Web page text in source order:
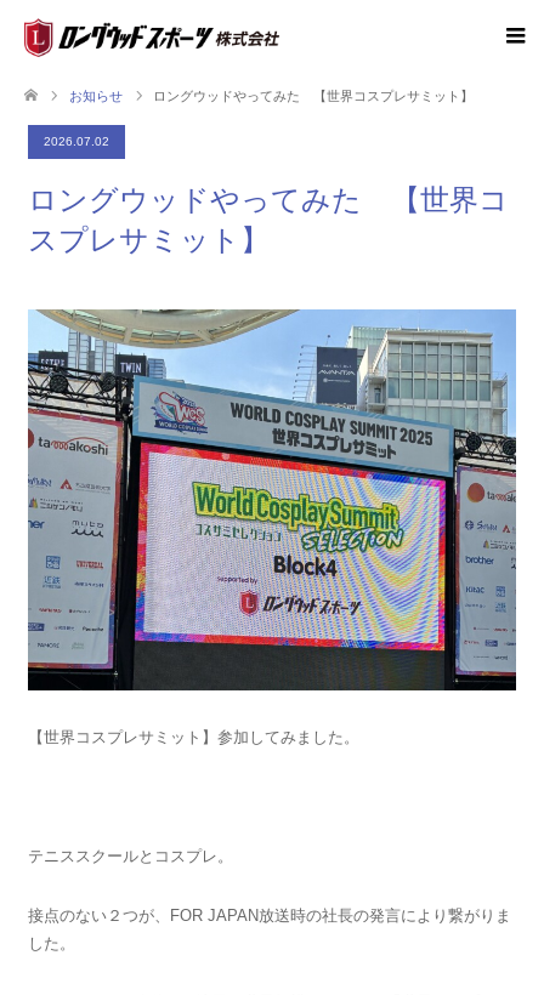
お知らせ ロングウッドやってみた 【世界コスプレサミット】
2026.07.02
ロングウッドやってみた 【世界コ
スプレサミット】
【世界コスプレサミット】参加してみました。
テニススクールとコスプレ。
接点のない２つが、FOR JAPAN放送時の社長の発言により繋がりま
した。